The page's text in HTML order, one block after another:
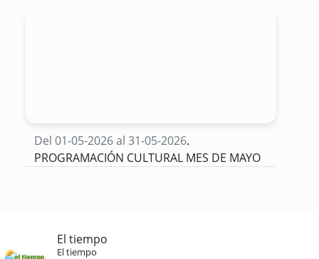
Del 01-05-2026 al 31-05-2026.
PROGRAMACIÓN CULTURAL MES DE MAYO
El tiempo
El tiempo